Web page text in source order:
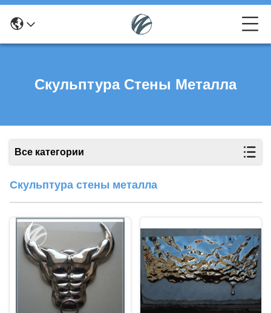
Скульптура Стены Металла
Все категории
Скульптура стены металла